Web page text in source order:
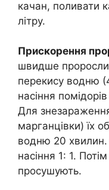
качан, поливати
літру.
Прискорення
швидше проросли
перекису водню
насіння
Для
марганцівки) їх
водню 20 хвилин.
насіння 1: 1.
просушують.